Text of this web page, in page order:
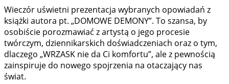
Wieczór uświetni prezentacja wybranych opowiadań z
książki autora pt. „DOMOWE DEMONY”. To szansa, by
osobiście porozmawiać z artystą o jego procesie
twórczym, dziennikarskich doświadczeniach oraz o tym,
dlaczego „WRZASK nie da Ci komfortu”, ale z pewnością
zainspiruje do nowego spojrzenia na otaczający nas
świat.